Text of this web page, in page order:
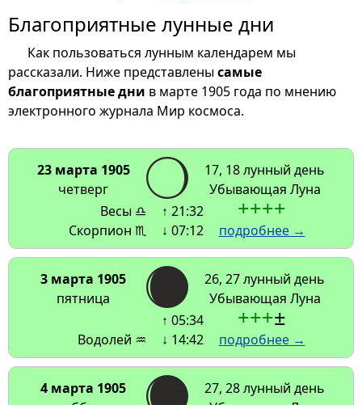
Благоприятные лунные дни
Как пользоваться лунным календарем мы
рассказали. Ниже представленысамые
благоприятные дни в марте 1905 года по мнению
электронного журнала Мир космоса.
23 марта 1905
четверг
17, 18 лунный день
Убывающая Луна
Весы ♎
Скорпион ♏
↑ 21:32
↓ 07:12
++++
подробнее →
3 марта 1905
пятница
26, 27 лунный день
Убывающая Луна
Водолей ♒
↑ 05:34
↓ 14:42
+++±
подробнее →
4 марта 1905
27, 28 лунный день